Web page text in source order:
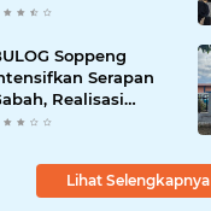
untuk
Soppeng
Serapan
Realisasi
Tembus 1.500
Lihat Selengkapnya